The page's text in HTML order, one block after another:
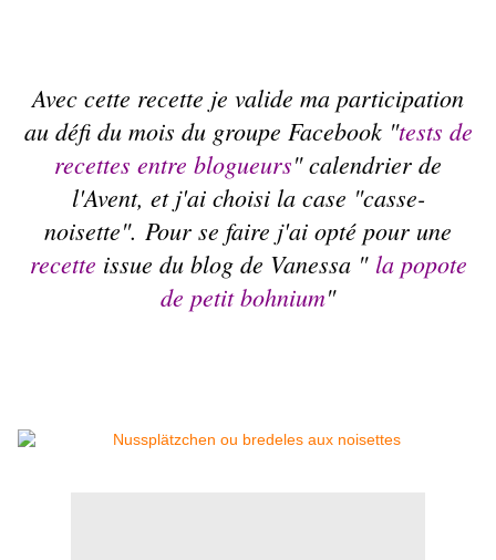
Avec cette recette je valide ma participation
au défi du mois du groupe Facebook "tests de
recettes entre blogueurs" calendrier de
l'Avent, et j'ai choisi la case "casse-
noisette". Pour se faire j'ai opté pour une
recette issue du blog de Vanessa "la popote
de petit bohnium"